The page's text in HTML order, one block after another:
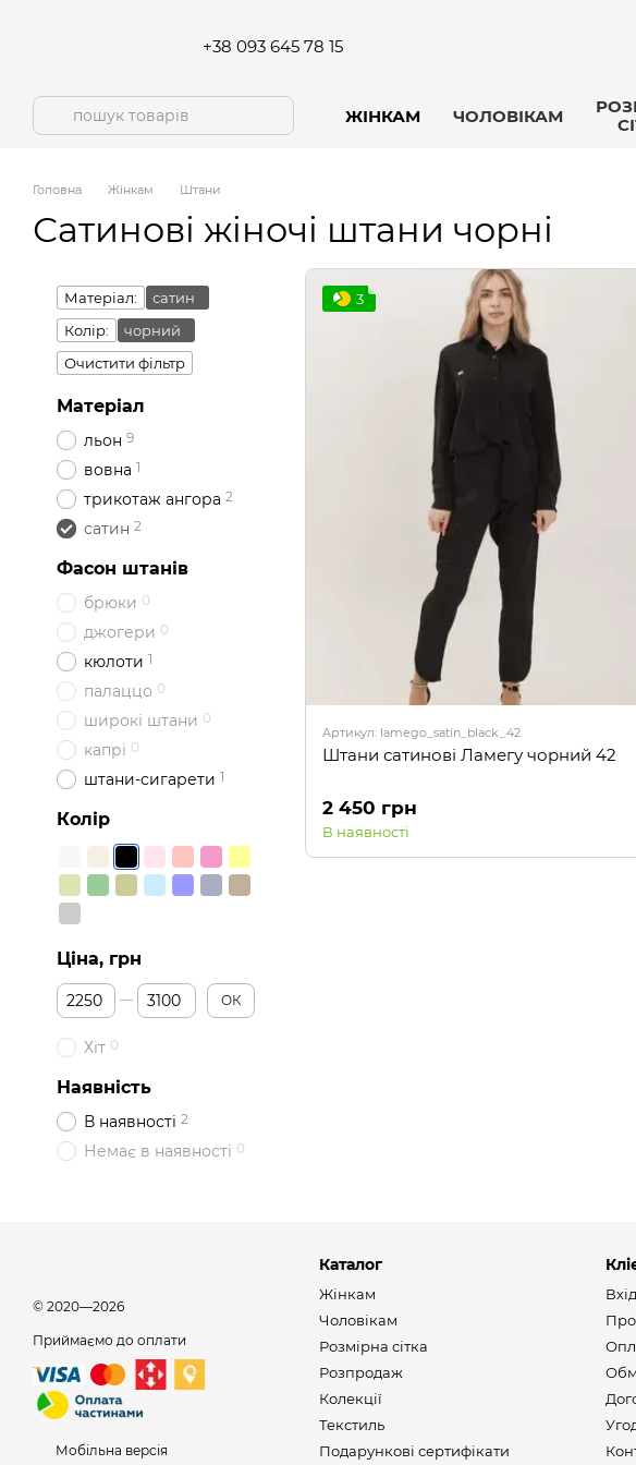
+38 093 645 78 15
ЖІНКАМ ЧОЛОВІКАМ
Головна Жінкам Штани
Сатинові жіночі штани чорні
3
Артикул: lamego_satin_black_42
Штани сатинові Ламегу чорний 42
2 450 грн
В наявності
Матеріал:
сатин
Колір:
чорний
Очистити фільтр
Матеріал
льон 9
вовна 1
трикотаж ангора 2
сатин 2
Фасон штанів
брюки 0
джогери 0
кюлоти 1
палаццо 0
широкі штани 0
капрі 0
штани-сигарети 1
Колір
Ціна, грн
Від Ціна, грн
До Ціна, грн ОК
Хіт 0
Наявність
В наявності 2
Немає в наявності 0
© 2020—2026
Приймаємо до оплати
Мобільна версія
Каталог
Жінкам
Чоловікам
Розмірна сітка
Розпродаж
Колекції
Текстиль
Подарункові сертифікати